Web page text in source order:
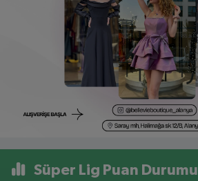
Süper Lig Puan Durumu